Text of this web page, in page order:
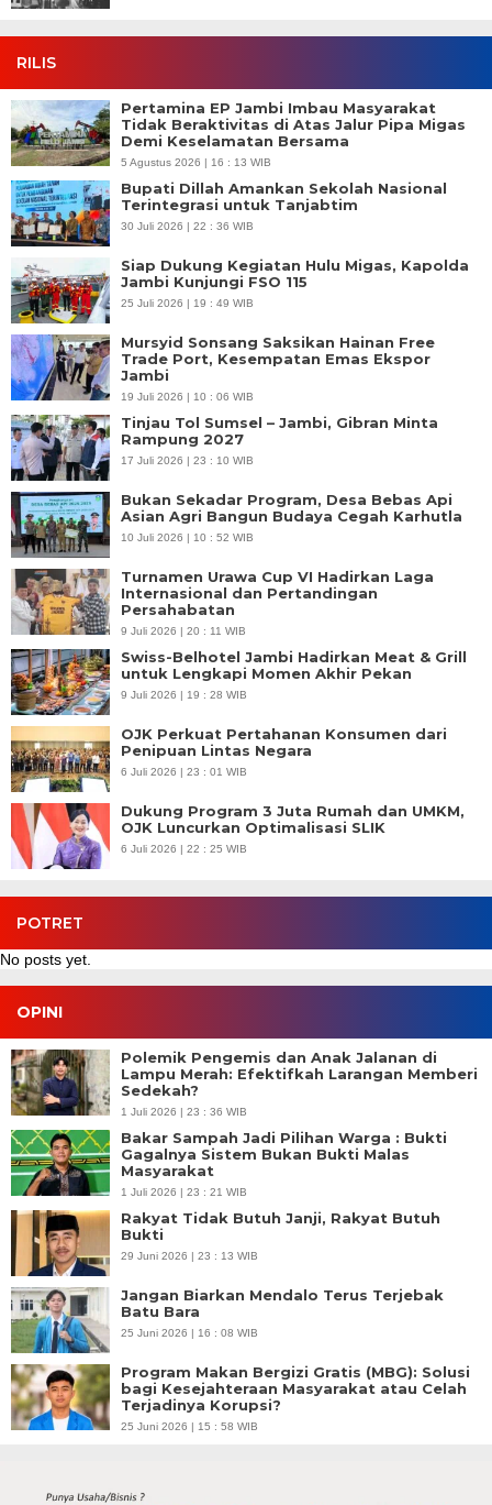
RILIS
Pertamina EP Jambi Imbau Masyarakat
Tidak Beraktivitas di Atas Jalur Pipa Migas
Demi Keselamatan Bersama
5 Agustus 2026 | 16 : 13 WIB
Bupati Dillah Amankan Sekolah Nasional
Terintegrasi untuk Tanjabtim
30 Juli 2026 | 22 : 36 WIB
Siap Dukung Kegiatan Hulu Migas, Kapolda
Jambi Kunjungi FSO 115
25 Juli 2026 | 19 : 49 WIB
Mursyid Sonsang Saksikan Hainan Free
Trade Port, Kesempatan Emas Ekspor
Jambi
19 Juli 2026 | 10 : 06 WIB
Tinjau Tol Sumsel – Jambi, Gibran Minta
Rampung 2027
17 Juli 2026 | 23 : 10 WIB
Bukan Sekadar Program, Desa Bebas Api
Asian Agri Bangun Budaya Cegah Karhutla
10 Juli 2026 | 10 : 52 WIB
Turnamen Urawa Cup VI Hadirkan Laga
Internasional dan Pertandingan
Persahabatan
9 Juli 2026 | 20 : 11 WIB
Swiss-Belhotel Jambi Hadirkan Meat & Grill
untuk Lengkapi Momen Akhir Pekan
9 Juli 2026 | 19 : 28 WIB
OJK Perkuat Pertahanan Konsumen dari
Penipuan Lintas Negara
6 Juli 2026 | 23 : 01 WIB
Dukung Program 3 Juta Rumah dan UMKM,
OJK Luncurkan Optimalisasi SLIK
6 Juli 2026 | 22 : 25 WIB
POTRET
No posts yet.
OPINI
Polemik Pengemis dan Anak Jalanan di
Lampu Merah: Efektifkah Larangan Memberi
Sedekah?
1 Juli 2026 | 23 : 36 WIB
Bakar Sampah Jadi Pilihan Warga : Bukti
Gagalnya Sistem Bukan Bukti Malas
Masyarakat
1 Juli 2026 | 23 : 21 WIB
Rakyat Tidak Butuh Janji, Rakyat Butuh
Bukti
29 Juni 2026 | 23 : 13 WIB
Jangan Biarkan Mendalo Terus Terjebak
Batu Bara
25 Juni 2026 | 16 : 08 WIB
Program Makan Bergizi Gratis (MBG): Solusi
bagi Kesejahteraan Masyarakat atau Celah
Terjadinya Korupsi?
25 Juni 2026 | 15 : 58 WIB